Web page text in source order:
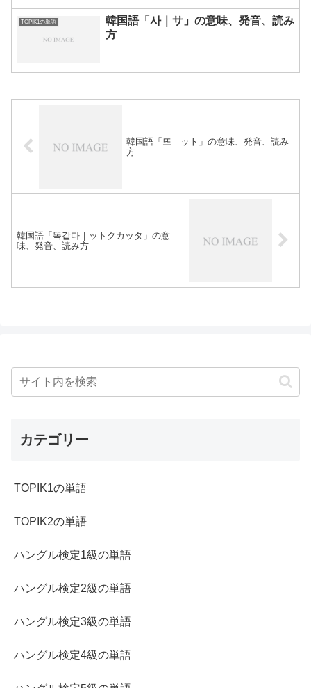
TOPIK1の単語
韓国語「사｜サ」の意味、発音、読み
方
韓国語「또｜ット」の意味、発音、読み
方
韓国語「똑같다｜ットクカッタ」の意
味、発音、読み方
カテゴリー
TOPIK1の単語
TOPIK2の単語
ハングル検定1級の単語
ハングル検定2級の単語
ハングル検定3級の単語
ハングル検定4級の単語